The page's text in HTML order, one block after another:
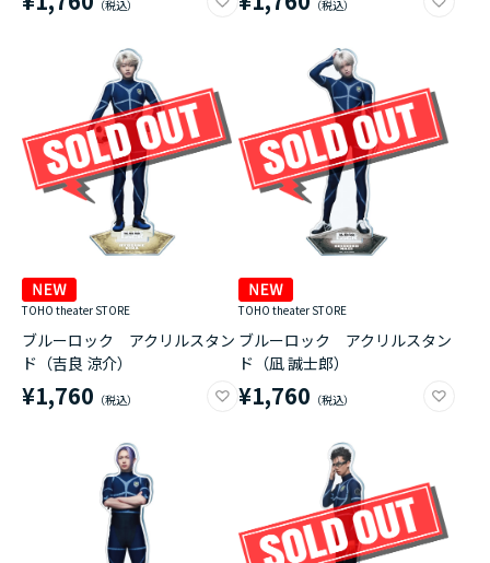
TOHO theater STORE
ブルーロック アクリルスタン
ド（吉良 涼介）
¥1,760
TOHO theater STORE
ブルーロック アクリルスタン
ド（凪 誠士郎）
¥1,760